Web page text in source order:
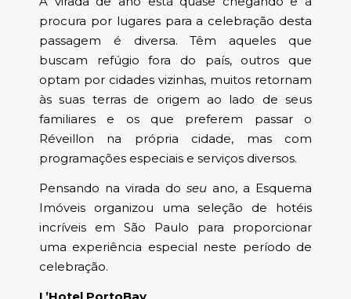
procura por lugares para a celebração desta
passagem é diversa. Têm aqueles que
buscam refúgio fora do país, outros que
optam por cidades vizinhas, muitos retornam
às suas terras de origem ao lado de seus
familiares e os que preferem passar o
Réveillon na própria cidade, mas com
programações especiais e serviços diversos.
Pensando na virada do seu ano, a Esquema
Imóveis organizou uma seleção de hotéis
incríveis em São Paulo para proporcionar
uma experiência especial neste período de
celebração.